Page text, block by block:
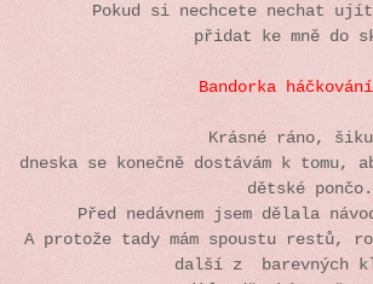
Pokud si nechcete nechat
přidat ke mně do
Bandorka
Krásné ráno,
dneska se konečně dostávám k tomu,
dětské pončo.
Před nedávnem jsem dělala
A protože tady mám spoustu restů,
další z barevných